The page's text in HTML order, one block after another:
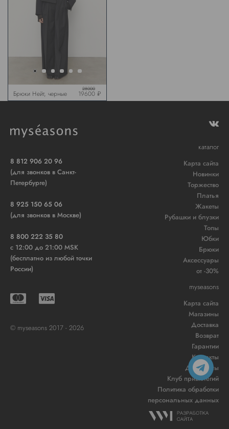
Брюки Нейт, черные
28000
19600 ₽
8 812 906 20 96
(для звонков в Санкт-
Петербурге)
8 925 150 65 06
(для звонков в Москве)
8 800 222 35 80
c 12:00 до 21:00 MSK
(бесплатно из любой точки
России)
© myseasons 2017 - 2026
каталог
Карта сайта
Новинки
Торжество
Платья
Жакеты
Рубашки и блузки
Топы
Юбки
Брюки
Аксессуары
от -30%
myseasons
Карта сайта
Магазины
Доставка
Возврат
Гарантии
Контакты
Документы
Клуб привилегий
Политика обработки
персональных данных